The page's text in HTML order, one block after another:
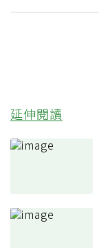
延伸閱讀